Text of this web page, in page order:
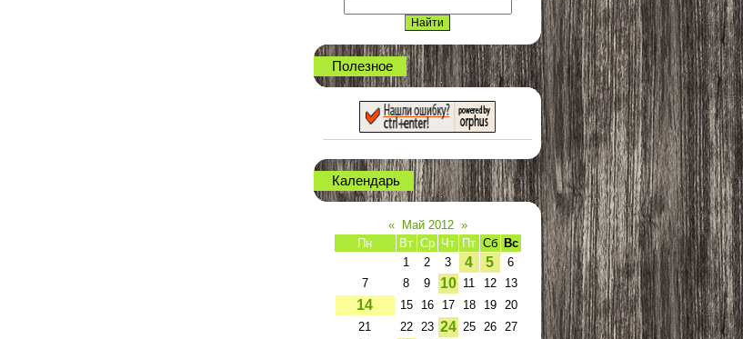
Полезное
Календарь
« Май 2012 »
Пн
Вт Ср Чт Пт Сб
Вс
1
2 3 4 5
6
7
8 9 10 11 12 13
14 15 16 17 18 19
20
21
22 23 24 25 26
27